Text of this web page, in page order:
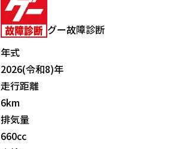
グー故障診断
年式
2026(令和8)年
走行距離
6km
排気量
660cc